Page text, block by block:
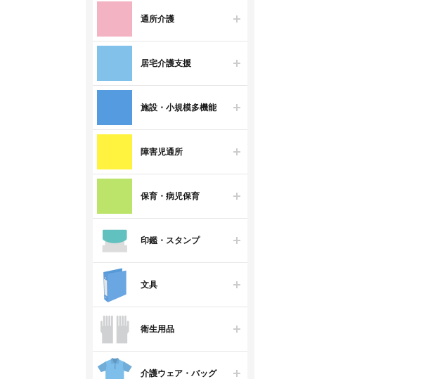
通所介護
居宅介護支援
施設・小規模多機能
障害児通所
保育・病児保育
印鑑・スタンプ
文具
衛生用品
介護ウェア・バッグ